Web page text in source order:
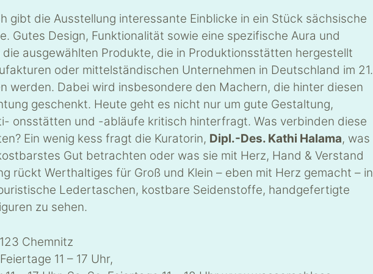
gibt die Ausstellung interessante Einblicke in ein Stück sächsische
Gutes Design, Funktionalität sowie eine spezifische Aura und
ausgewählten Produkte, die in Produktionsstätten hergestellt
oder mittelständischen Unternehmen in Deutschland im 21.
werden. Dabei wird insbesondere den Machern, die hinter diesen
geschenkt. Heute geht es nicht nur um gute Gestaltung,
onsstätten und -abläufe kritisch hinterfragt. Was verbinden diese
Ein wenig kess fragt die Kuratorin, Dipl.-Des. Kathi Halama, was
Gut betrachten oder was sie mit Herz, Hand & Verstand
rückt Werthaltiges für Groß und Klein – eben mit Herz gemacht – in
Ledertaschen, kostbare Seidenstoffe, handgefertigte
zu sehen.
Chemnitz
11 – 17 Uhr,